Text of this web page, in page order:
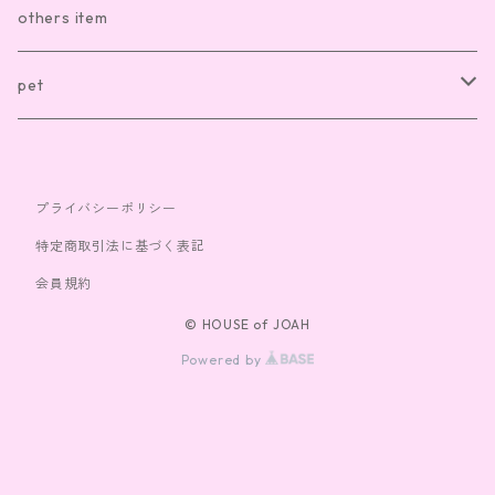
sox
bag
necklace
ring
others item
pet
toy
プライバシーポリシー
特定商取引法に基づく表記
会員規約
© HOUSE of JOAH
Powered by